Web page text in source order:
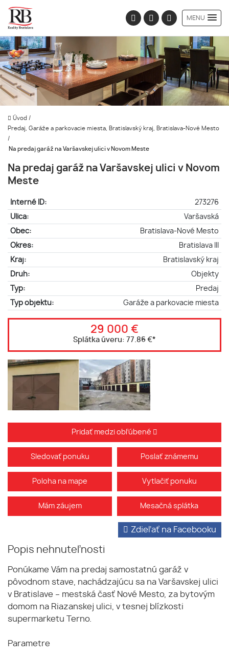
MENU
Úvod /
Predaj, Garáže a parkovacie miesta, Bratislavský kraj, Bratislava-Nové Mesto
/
Na predaj garáž na Varšavskej ulici v Novom Meste
Na predaj garáž na Varšavskej ulici v Novom
Meste
Interné ID:
273276
Ulica:
Varšavská
Obec:
Bratislava-Nové Mesto
Okres:
Bratislava III
Kraj:
Bratislavský kraj
Druh:
Objekty
Typ:
Predaj
Typ objektu:
Garáže a parkovacie miesta
29 000 €
Splátka úveru: 77.86 €*
Pridať medzi obľúbené
Sledovať ponuku Poslať známemu
Poloha na mape Vytlačiť ponuku
Mám záujem Mesačná splátka
Popis nehnuteľnosti
Zdieľať na Facebooku
Ponúkame Vám na predaj samostatnú garáž v
pôvodnom stave, nachádzajúcu sa na Varšavskej ulici
v Bratislave – mestská časť Nové Mesto, za bytovým
domom na Riazanskej ulici, v tesnej blízkosti
supermarketu Terno.
Parametre